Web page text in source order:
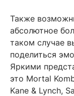
Также
абсолютное
таком случае
поделиться
Яркими
это Mortal
Kane & Lynch,